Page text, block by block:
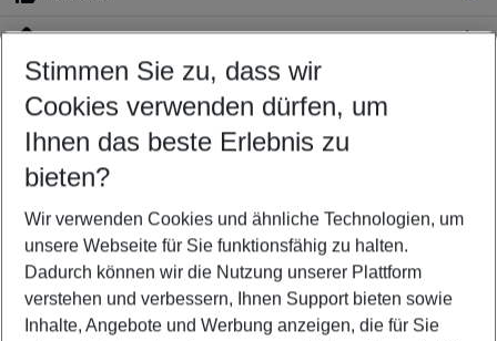
Location
Customize your offer
Find the perfect deal which suits your best
Your departure airport
Any airport
Select your date range
08/08/26–06/08/27 5-8 nights
Who will travel
2 adults No children
Stimmen Sie zu, dass wir
Cookies verwenden dürfen, um
Ihnen das beste Erlebnis zu
bieten?
Wir verwenden Cookies und ähnliche Technologien, um
unsere Webseite für Sie funktionsfähig zu halten.
Dadurch können wir die Nutzung unserer Plattform
verstehen und verbessern, Ihnen Support bieten sowie
Inhalte, Angebote und Werbung anzeigen, die für Sie